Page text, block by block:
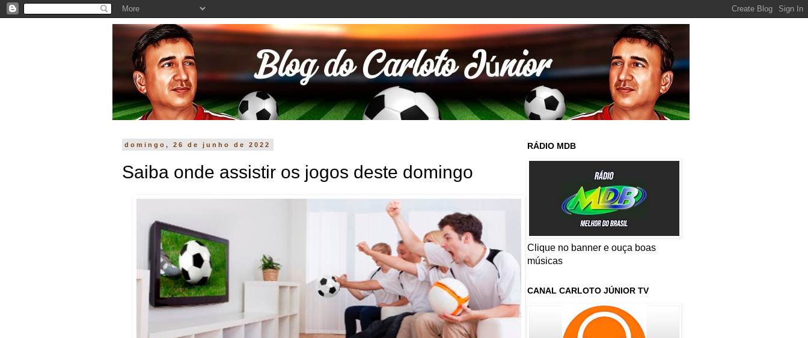
domingo, 26 de junho de 2022
Saiba onde assistir os jogos deste domingo
RÁDIO MDB
Clique no banner e ouça boas
músicas
CANAL CARLOTO JÚNIOR TV